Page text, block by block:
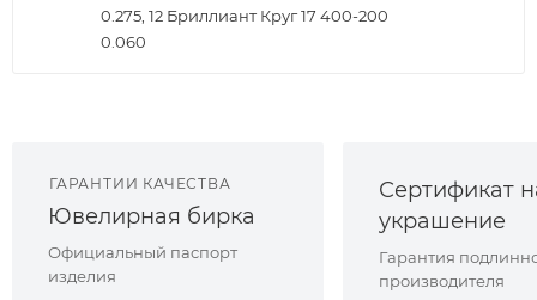
0.275, 12 Бриллиант Круг 17 400-200
0.060
ГАРАНТИИ КАЧЕСТВА
Ювелирная бирка
Официальный паспорт
изделия
Сертификат
украшение
Гарантия
производителя